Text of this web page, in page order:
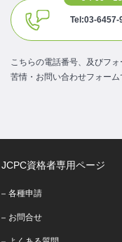
Tel:03-
こちらの電話番号、及びフ
苦情・お問い合わせフォーム
JCPC資格者専用ページ
各種申請
お問合せ